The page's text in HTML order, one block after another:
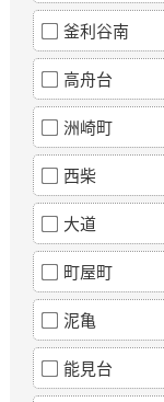
釜利谷南
高舟台
洲崎町
西柴
大道
町屋町
泥亀
能見台